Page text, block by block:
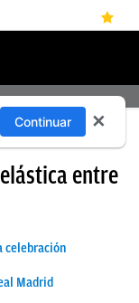
entre
celebración
Madrid
Continuar ✕